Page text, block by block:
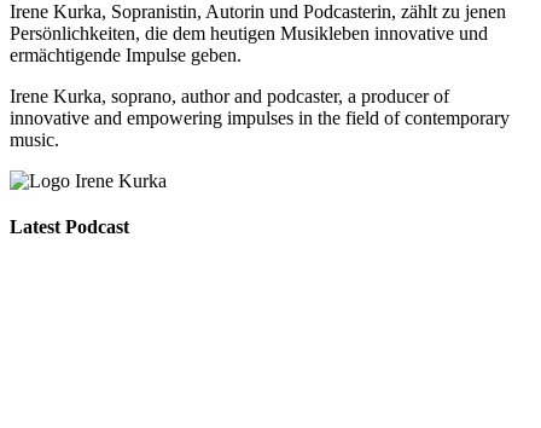
Irene Kurka, Sopranistin, Autorin und Podcasterin, zählt zu jenen
Persönlichkeiten, die dem heutigen Musikleben innovative und
ermächtigende Impulse geben.
Irene Kurka, soprano, author and podcaster, a producer of
innovative and empowering impulses in the field of contemporary
music.
Latest Podcast